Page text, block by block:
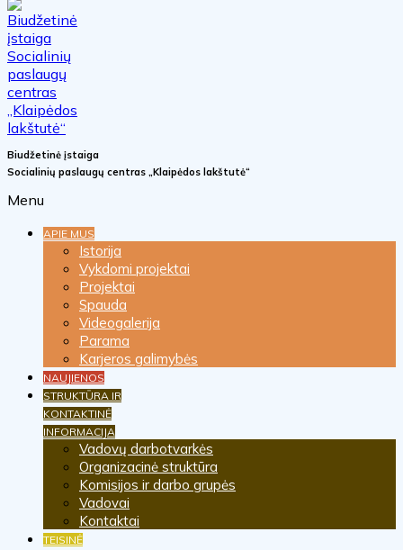
Biudžetinė įstaiga
Socialinių paslaugų centras „Klaipėdos lakštutė“
Menu
APIE MUS
Istorija
Vykdomi projektai
Projektai
Spauda
Videogalerija
Parama
Karjeros galimybės
NAUJIENOS
STRUKTŪRA IR
KONTAKTINĖ
INFORMACIJA
Vadovų darbotvarkės
Organizacinė struktūra
Komisijos ir darbo grupės
Vadovai
Kontaktai
TEISINĖ